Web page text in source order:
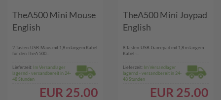
TheA500 Mini Mouse
English
2-Tasten-USB-Maus mit 1,8 m langem Kabel
für den TheA 500...
Lieferzeit: Im Versandlager
lagernd - versandbereit in 24-
48 Stunden
EUR 25.00
TheA500 Mini Joypad
English
8-Tasten-USB-Gamepad mit 1,8 m langem
Kabel -...
Lieferzeit: Im Versandlager
lagernd - versandbereit in 24-
48 Stunden
EUR 25.00